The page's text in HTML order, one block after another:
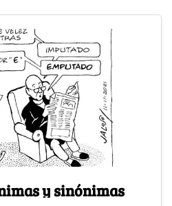
y sinónimas